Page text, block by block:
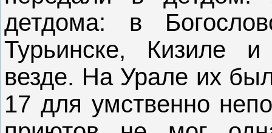
детдома: в
Турьинске, Кизиле
везде. На Урале их
17 для умственно